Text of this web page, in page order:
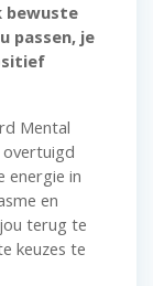
bewuste
passen, je
Mental
overtuigd
energie in
en
terug te
keuzes te